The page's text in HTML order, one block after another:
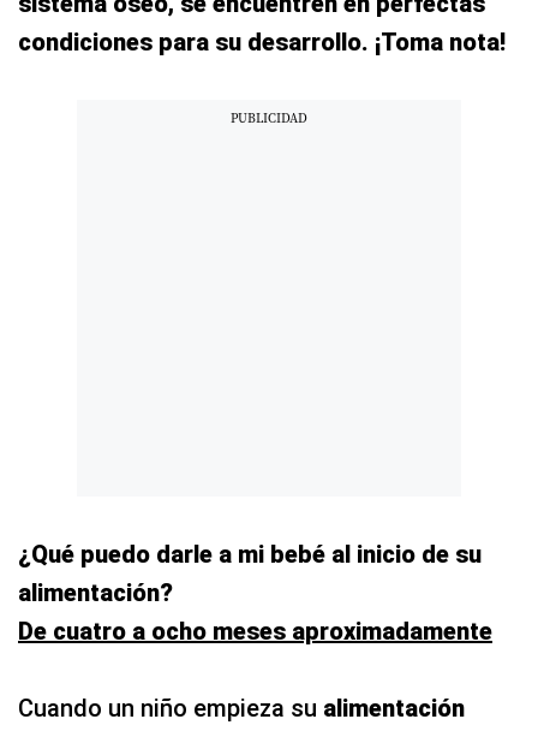
condiciones para su desarrollo. ¡Toma nota!
¿Qué puedo darle a mi bebé al inicio de su
alimentación?
De cuatro a ocho meses aproximadamente
Cuando un niño empieza su alimentación